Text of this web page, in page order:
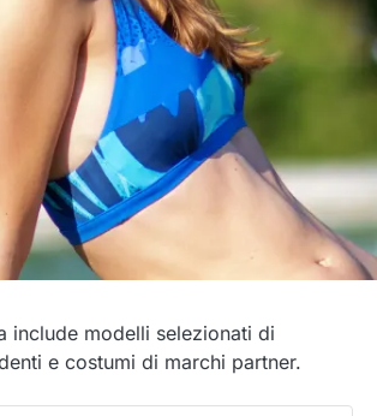
Ultimi pezzi
include modelli selezionati di
e costumi di marchi partner.